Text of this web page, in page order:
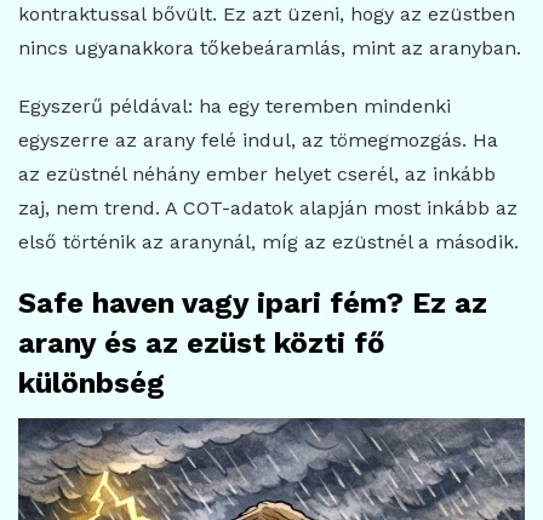
kontraktussal bővült. Ez azt üzeni, hogy az ezüstben
nincs ugyanakkora tőkebeáramlás, mint az aranyban.
Egyszerű példával: ha egy teremben mindenki
egyszerre az arany felé indul, az tömegmozgás. Ha
az ezüstnél néhány ember helyet cserél, az inkább
zaj, nem trend. A COT-adatok alapján most inkább az
első történik az aranynál, míg az ezüstnél a második.
Safe haven vagy ipari fém? Ez az
arany és az ezüst közti fő
különbség